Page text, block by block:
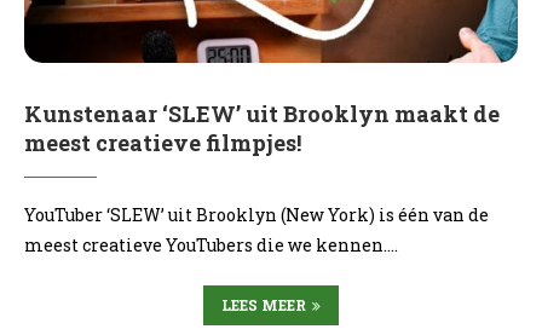
Kunstenaar ‘SLEW’ uit Brooklyn maakt de
meest creatieve filmpjes!
YouTuber ‘SLEW’ uit Brooklyn (New York) is één van de
meest creatieve YouTubers die we kennen.…
LEES MEER